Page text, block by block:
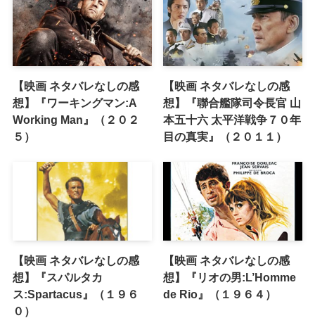
【映画 ネタバレなしの感
想】『ワーキングマン:A
Working Man』（２０２
５）
【映画 ネタバレなしの感
想】『聯合艦隊司令長官 山
本五十六 太平洋戦争７０年
目の真実』（２０１１）
【映画 ネタバレなしの感
想】『スパルタカ
ス:Spartacus』（１９６
０）
【映画 ネタバレなしの感
想】『リオの男:L’Homme
de Rio』（１９６４）